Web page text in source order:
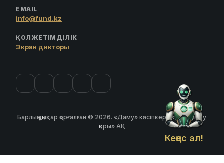
Кеңес ал!
EMAIL
info@fund.kz
ҚОЛЖЕТІМДІЛІК
Экран дикторы
Барлық құқықтар қорғалған © 2026. «Даму» кәсіпкерлікті дамыту
қоры» АҚ